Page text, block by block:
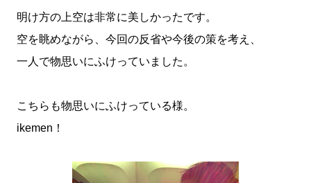
明け方の上空は非常に美しかったです。
空を眺めながら、今回の反省や今後の策を考え、
一人で物思いにふけっていました。
こちらも物思いにふけっている様。
ikemen！